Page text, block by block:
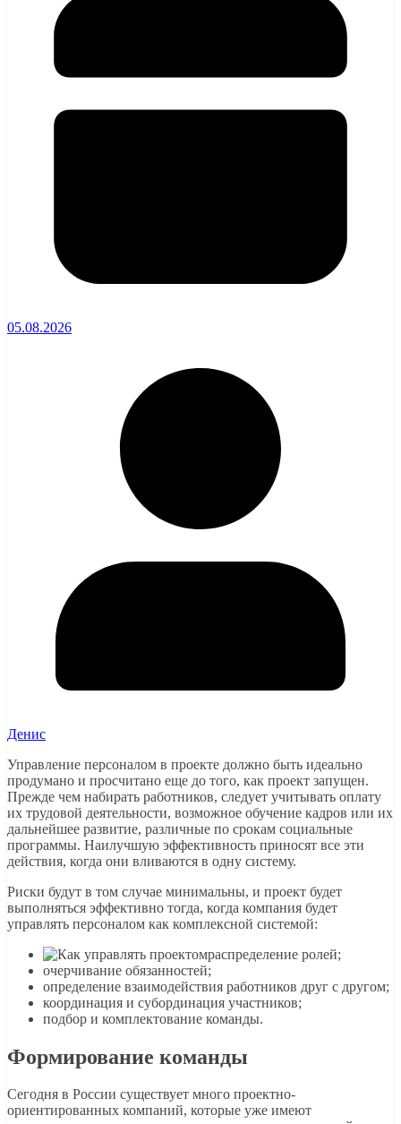
05.08.2026
Денис
Управление персоналом в проекте должно быть идеально
продумано и просчитано еще до того, как проект запущен.
Прежде чем набирать работников, следует учитывать оплату
их трудовой деятельности, возможное обучение кадров или их
дальнейшее развитие, различные по срокам социальные
программы. Наилучшую эффективность приносят все эти
действия, когда они вливаются в одну систему.
Риски будут в том случае минимальны, и проект будет
выполняться эффективно тогда, когда компания будет
управлять персоналом как комплексной системой:
распределение ролей;
очерчивание обязанностей;
определение взаимодействия работников друг с другом;
координация и субординация участников;
подбор и комплектование команды.
Формирование команды
Сегодня в России существует много проектно-
ориентированных компаний, которые уже имеют